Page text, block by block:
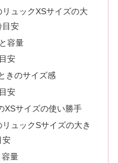
ュックXSサイズの大
目安
容量
安
きのサイズ感
安
XSサイズの使い勝手
ュックSサイズの大き
安
量